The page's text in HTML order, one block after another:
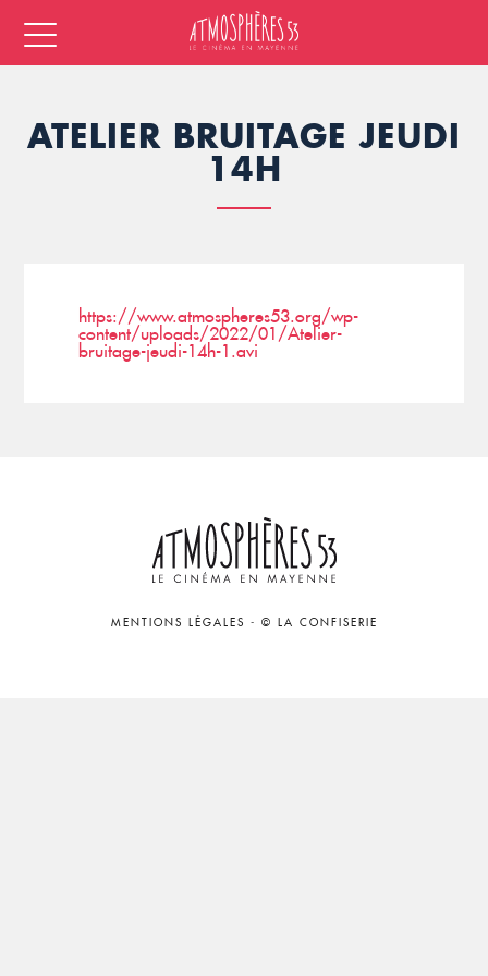
ATELIER BRUITAGE JEUDI
14H
https://www.atmospheres53.org/wp-
content/uploads/2022/01/Atelier-
bruitage-jeudi-14h-1.avi
MENTIONS LÉGALES - © LA CONFISERIE